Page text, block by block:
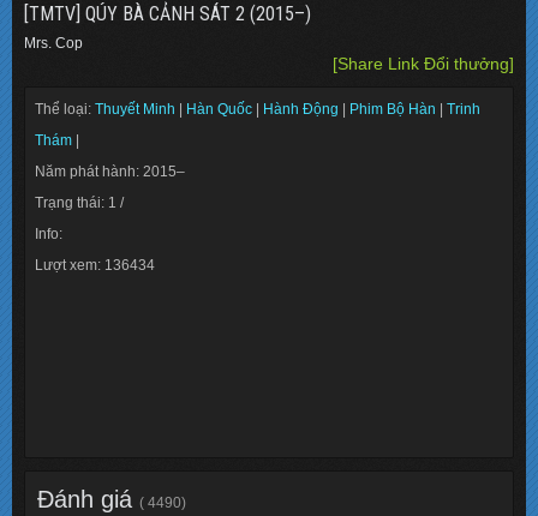
[TMTV] QÚY BÀ CẢNH SÁT 2 (2015–)
Mrs. Cop
[Share Link Đổi thưởng]
Thể loại: Thuyết Minh Hàn Quốc Hành Động Phim Bộ Hàn
Trinh
Thám
Năm phát hành: 2015–
Trạng thái: 1 /
Info:
Lượt xem: 136434
Đánh giá ( 4490)